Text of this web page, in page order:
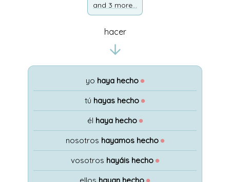
and 3 more...
hacer
yo haya hecho ●
tú hayas hecho ●
él haya hecho ●
nosotros hayamos hecho ●
vosotros hayáis hecho ●